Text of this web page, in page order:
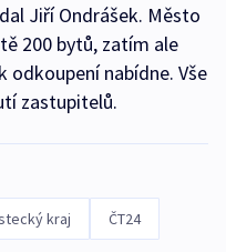
Jiří Ondrášek. Město
200 bytů, zatím ale
odkoupení nabídne. Vše
zastupitelů.
kraj ČT24